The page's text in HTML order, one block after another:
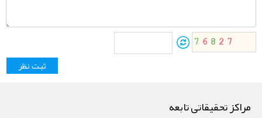
مراکز تحقیقاتی تابعه